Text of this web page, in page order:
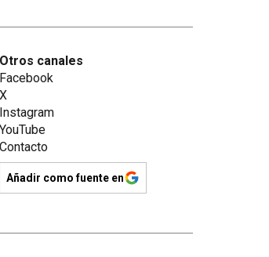
Otros canales
Facebook
X
Instagram
YouTube
Contacto
Añadir como fuente en